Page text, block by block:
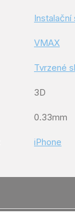
Instalační
VMAX
Tvrzené
3D
0.33mm
iPhone